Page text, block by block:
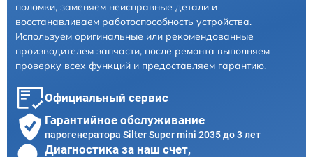
поломки, заменяем неисправные детали и
восстанавливаем работоспособность устройства.
Используем оригинальные или рекомендованные
производителем запчасти, после ремонта выполняем
проверку всех функций и предоставляем гарантию.
Официальный сервис
Гарантийное обслуживание
парогенератора Silter Super mini 2035 до 3 лет
Диагностика за наш счет,